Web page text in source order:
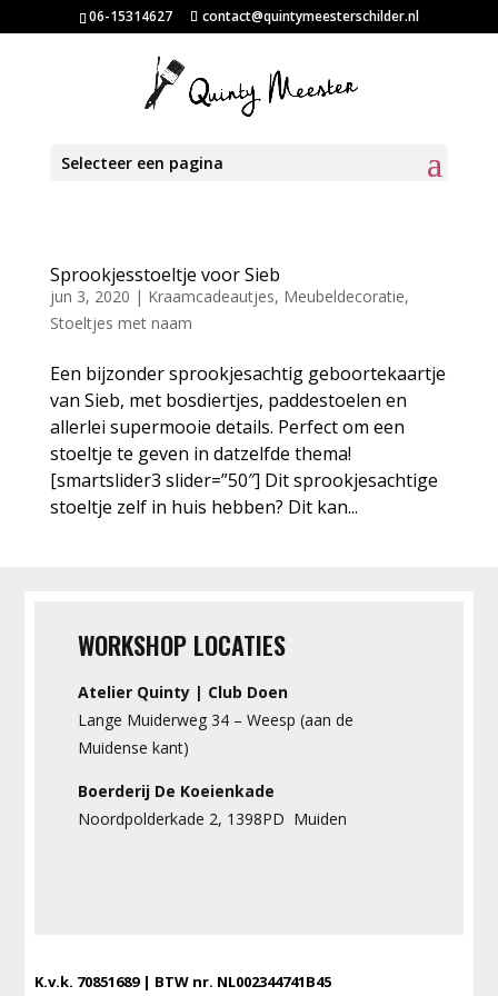
06-15314627 contact@quintymeesterschilder.nl
Selecteer een pagina
Sprookjesstoeltje voor Sieb
jun 3, 2020 | Kraamcadeautjes, Meubeldecoratie,
Stoeltjes met naam
Een bijzonder sprookjesachtig geboortekaartje
van Sieb, met bosdiertjes, paddestoelen en
allerlei supermooie details. Perfect om een
stoeltje te geven in datzelfde thema!
[smartslider3 slider=”50″] Dit sprookjesachtige
stoeltje zelf in huis hebben? Dit kan...
WORKSHOP LOCATIES
Atelier Quinty | Club Doen
Lange Muiderweg 34 – Weesp (aan de
Muidense kant)
Boerderij De Koeienkade
Noordpolderkade 2, 1398PD Muiden
K.v.k. 70851689 | BTW nr. NL002344741B45